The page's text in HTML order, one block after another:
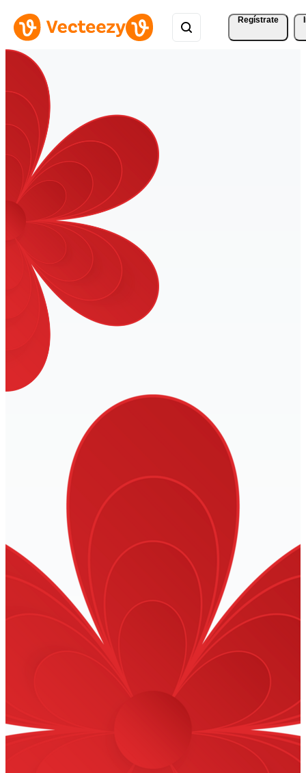
Regístrate